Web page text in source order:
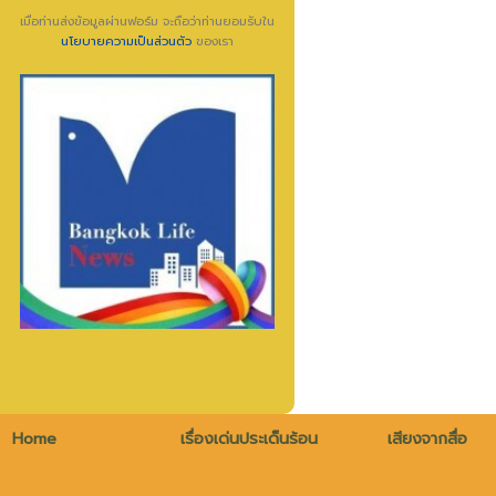
เมื่อท่านส่งข้อมูลผ่านฟอร์ม จะถือว่าท่านยอมรับใน
นโยบายความเป็นส่วนตัว ของเรา
Home เรื่องเด่นประเด็นร้อน เสียงจากสื่อ